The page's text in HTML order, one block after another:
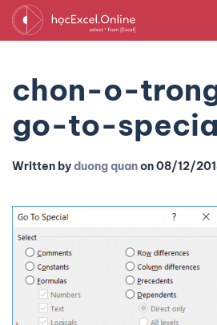
chon-o-
go-to-
Written byduong quanon08/12/